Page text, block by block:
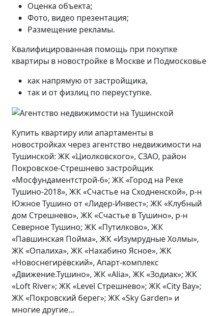
Оценка объекта;
Фото, видео презентация;
Размещение рекламы.
Квалифицированная помощь при покупке
квартиры в новостройке в Москве и Подмосковье
как напрямую от застройщика,
так и от физлиц по переуступке.
Купить квартиру или апартаменты в
новостройках через агентство недвижимости на
Тушинской: ЖК «Циолковского», СЗАО, район
Покровское-Стрешнево застройщик
«Мосфундаментстрой-6»; ЖК «Город на Реке
Тушино-2018», ЖК «Счастье на Сходненской», р-н
Южное Тушино от «Лидер-Инвест»; ЖК «Клубный
дом Стрешнево», ЖК «Счастье в Тушино», р-н
Северное Тушино; ЖК «Путилково», ЖК
«Павшинская Пойма», ЖК «Изумрудные Холмы»,
ЖК «Опалиха», ЖК «Нахабино Ясное», ЖК
«Новоснегирёвский», Апарт-комплекс
«Движение.Тушино», ЖК «Alia», ЖК «Зодиак»; ЖК
«Loft River»; ЖК «Level Стрешнево»; ЖК «City Bay»;
ЖК «Покровский берег»; ЖК «Sky Garden» и
многие другие...